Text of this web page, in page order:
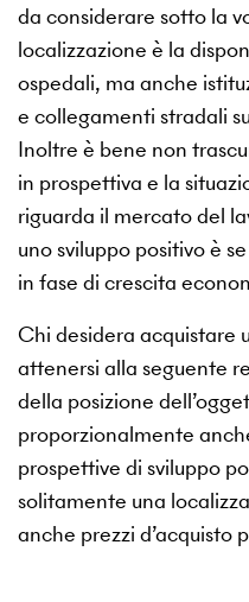
da considerare sotto la
localizzazione è la
ospedali, ma anche
e collegamenti stradali
Inoltre è bene non
in prospettiva e la
riguarda il mercato del
uno sviluppo positivo è
in fase di crescita
Chi desidera acquistare
attenersi alla seguente
della posizione
proporzionalmente
prospettive di sviluppo
solitamente una
anche prezzi d’acquisto